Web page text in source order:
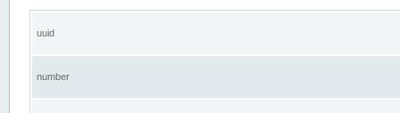
uuid
number